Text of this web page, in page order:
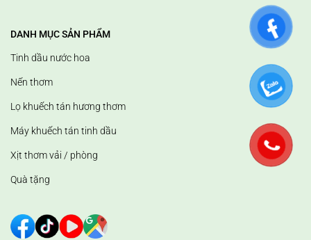
DANH MỤC SẢN PHẨM
Tinh dầu nước hoa
Nến thơm
Lọ khuếch tán hương thơm
Máy khuếch tán tinh dầu
Xịt thơm vải / phòng
Quà tặng